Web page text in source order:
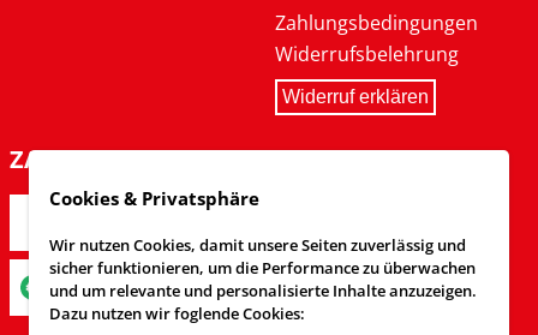
Zahlungsbedingungen
Widerrufsbelehrung
Widerruf erklären
ZAHLARTEN
Cookies & Privatsphäre
Wir nutzen Cookies, damit unsere Seiten zuverlässig und
sicher funktionieren, um die Performance zu überwachen
und um relevante und personalisierte Inhalte anzuzeigen.
Dazu nutzen wir foglende Cookies: